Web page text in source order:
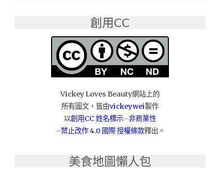
創用CC
Vickey Loves Beauty網站上的
所有圖文，皆由vickeywei製作
以創用CC 姓名標示–非商業性
–禁止改作4.0 國際 授權條款釋出。
美食地圖懶人包